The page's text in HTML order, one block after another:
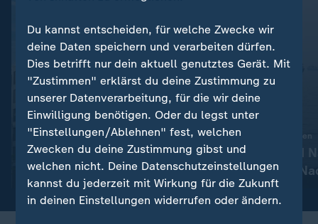
FAQ
Wahlkampf:
Berlin streitet über
Enteignungen - wie
realistisch ist das?
mit Video 2:32
Liveblog
Aktuelle Entwicklungen
Iran-Krieg und
Konflikt: Alle
Liveblog
Du kannst entscheiden, für welche Zwecke wir
deine Daten speichern und verarbeiten dürfen.
Dies betrifft nur dein aktuell genutztes Gerät. Mit
"Zustimmen" erklärst du deine Zustimmung zu
unserer Datenverarbeitung, für die wir deine
Einwilligung benötigen. Oder du legst unter
"Einstellungen/Ablehnen" fest, welchen
Zwecken du deine Zustimmung gibst und
welchen nicht. Deine Datenschutzeinstellungen
kannst du jederzeit mit Wirkung für die Zukunft
in deinen Einstellungen widerrufen oder ändern.